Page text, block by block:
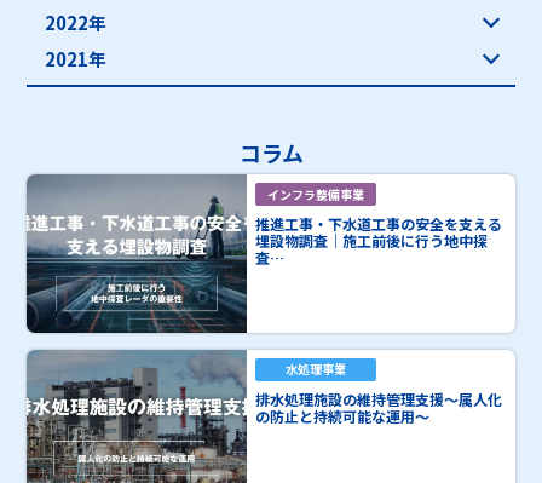
2022年
2021年
コラム
インフラ整備事業
推進工事・下水道工事の安全を支える
埋設物調査｜施工前後に行う地中探
査…
水処理事業
排水処理施設の維持管理支援～属人化
の防止と持続可能な運用～